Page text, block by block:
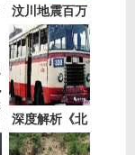
汶川地震百万
“阴兵
深度解析《北
京公交